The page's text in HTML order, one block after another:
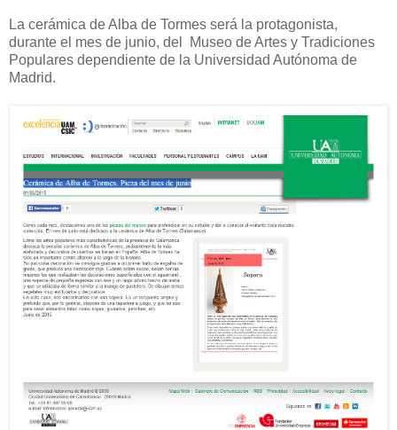
La cerámica de Alba de Tormes será la protagonista,
durante el mes de junio, del Museo de Artes y Tradiciones
Populares dependiente de la Universidad Autónoma de
Madrid.